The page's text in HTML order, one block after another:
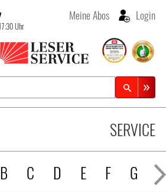
Uhr
Meine Abos Login
B C D E F G H
SERVICE